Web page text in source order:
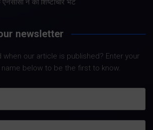
ने की शिष्टाचार भेंट
newsletter
our article is published? Enter your
below to be the first to know.